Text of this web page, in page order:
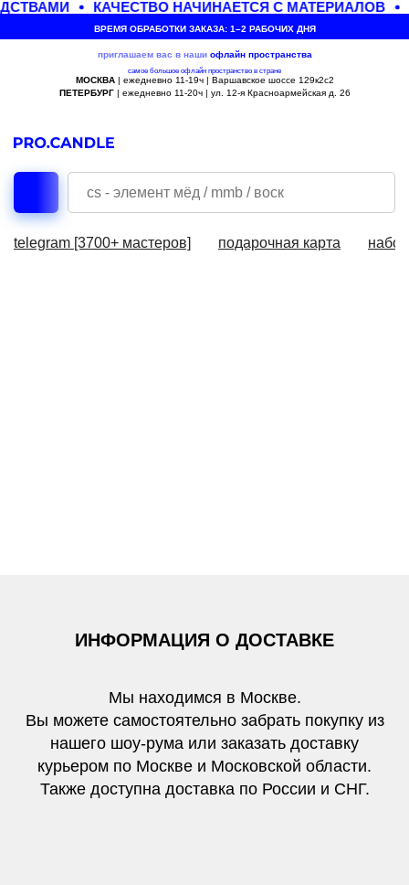
КАЧЕСТВО НАЧИНАЕТСЯ С МАТЕРИАЛОВ
ВРЕМЯ ОБРАБОТКИ ЗАКАЗА: 1–2 РАБОЧИХ ДНЯ
приглашаем вас в наши офлайн пространства
самое большое офлайн пространство в стране
МОСКВА| ежедневно 11-19ч | Варшавское шоссе 129к2с2
ПЕТЕРБУРГ| ежедневно 11-20ч | ул. 12-я Красноармейская д. 26
telegram [3700+ мастеров] подарочная карта
ИНФОРМАЦИЯ О ДОСТАВКЕ
Мы находимся в Москве.
Вы можете самостоятельно забрать покупку из
нашего шоу-рума или заказать доставку
курьером по Москве и Московской области.
Также доступна доставка по России и СНГ.